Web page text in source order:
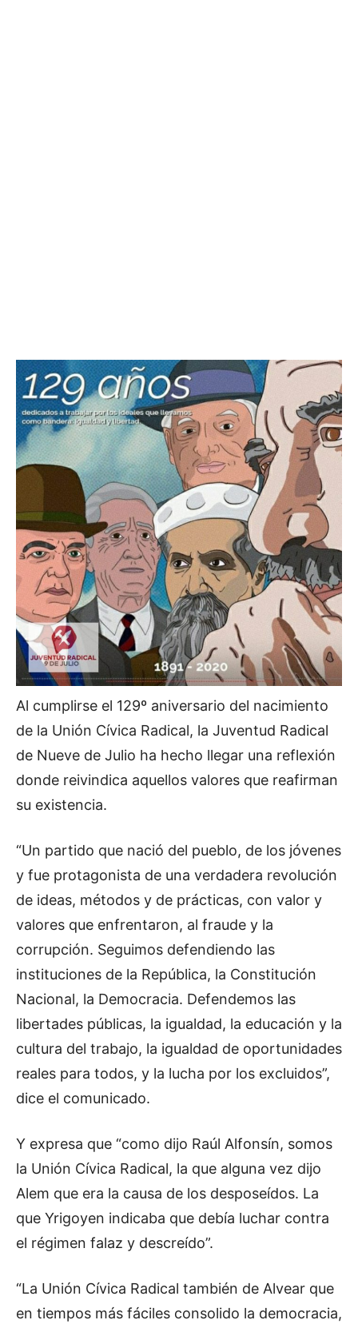
Al cumplirse el 129º aniversario del nacimiento
de la Unión Cívica Radical, la Juventud Radical
de Nueve de Julio ha hecho llegar una reflexión
donde reivindica aquellos valores que reafirman
su existencia.
“Un partido que nació del pueblo, de los jóvenes
y fue protagonista de una verdadera revolución
de ideas, métodos y de prácticas, con valor y
valores que enfrentaron, al fraude y la
corrupción. Seguimos defendiendo las
instituciones de la República, la Constitución
Nacional, la Democracia. Defendemos las
libertades públicas, la igualdad, la educación y la
cultura del trabajo, la igualdad de oportunidades
reales para todos, y la lucha por los excluidos”,
dice el comunicado.
Y expresa que “como dijo Raúl Alfonsín, somos
la Unión Cívica Radical, la que alguna vez dijo
Alem que era la causa de los desposeídos. La
que Yrigoyen indicaba que debía luchar contra
el régimen falaz y descreído”.
“La Unión Cívica Radical también de Alvear que
en tiempos más fáciles consolido la democracia,